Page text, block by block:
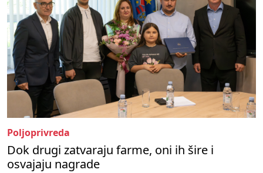
Poljoprivreda
Dok drugi zatvaraju farme, oni ih šire i
osvajaju nagrade